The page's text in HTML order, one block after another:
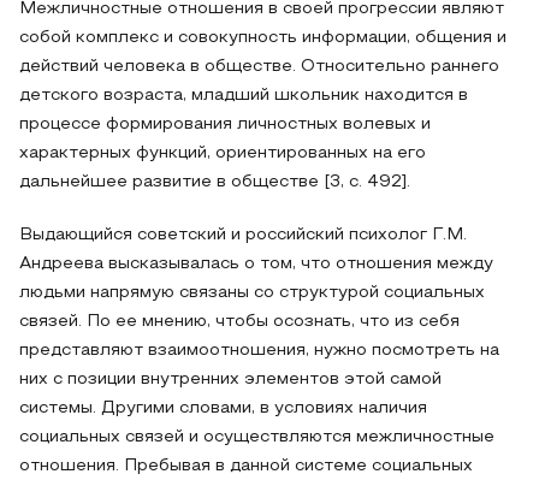
Межличностные отношения в своей прогрессии являют
собой комплекс и совокупность информации, общения и
действий человека в обществе. Относительно раннего
детского возраста, младший школьник находится в
процессе формирования личностных волевых и
характерных функций, ориентированных на его
дальнейшее развитие в обществе [3, с. 492].
Выдающийся советский и российский психолог Г.М.
Андреева высказывалась о том, что отношения между
людьми напрямую связаны со структурой социальных
связей. По ее мнению, чтобы осознать, что из себя
представляют взаимоотношения, нужно посмотреть на
них с позиции внутренних элементов этой самой
системы. Другими словами, в условиях наличия
социальных связей и осуществляются межличностные
отношения. Пребывая в данной системе социальных